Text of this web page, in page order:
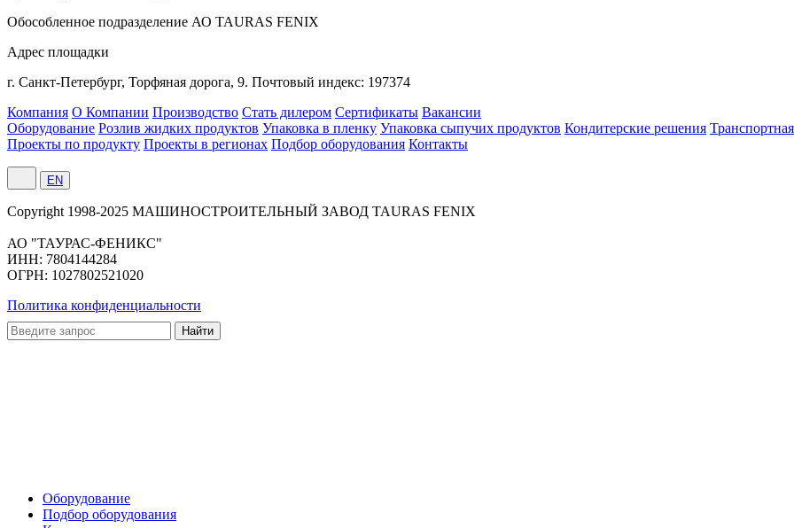
Обособленное подразделение АО TAURAS FENIX
Адрес площадки
г. Санкт-Петербург, Торфяная дорога, 9. Почтовый индекс: 197374
Компания О Компании Производство Стать дилером Сертификаты Вакансии
Оборудование Розлив жидких продуктов Упаковка в пленку Упаковка сыпучих продуктов Кондитерские решения
Проекты по продукту Проекты в регионах Подбор оборудования Контакты
EN
Сopyright 1998-2025 МАШИНОСТРОИТЕЛЬНЫЙ ЗАВОД TAURAS FENIX
АО "ТАУРАС-ФЕНИКС"
ИНН: 7804144284
ОГРН: 1027802521020
Политика конфиденциальности
Оборудование
Подбор оборудования